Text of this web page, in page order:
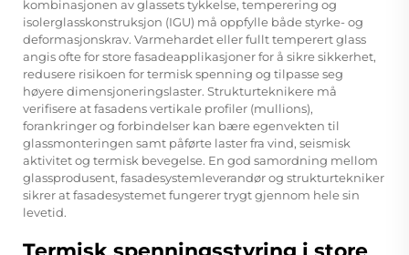
kombinasjonen av glassets tykkelse, temperering og
isolerglasskonstruksjon (IGU) må oppfylle både styrke- og
deformasjonskrav. Varmehardet eller fullt temperert glass
angis ofte for store fasadeapplikasjoner for å sikre sikkerhet,
redusere risikoen for termisk spenning og tilpasse seg
høyere dimensjoneringslaster. Strukturteknikere må
verifisere at fasadens vertikale profiler (mullions),
forankringer og forbindelser kan bære egenvekten til
glassmonteringen samt påførte laster fra vind, seismisk
aktivitet og termisk bevegelse. En god samordning mellom
glassprodusent, fasadesystemleverandør og strukturtekniker
sikrer at fasadesystemet fungerer trygt gjennom hele sin
levetid.